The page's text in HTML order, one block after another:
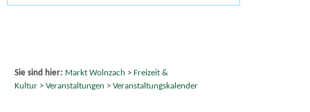
Sie sind hier: Markt Wolnzach > Freizeit &
Kultur> Veranstaltungen > Veranstaltungskalender